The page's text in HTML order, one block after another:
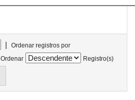
|
Ordenar registros por
Ordenar
Registro(s)